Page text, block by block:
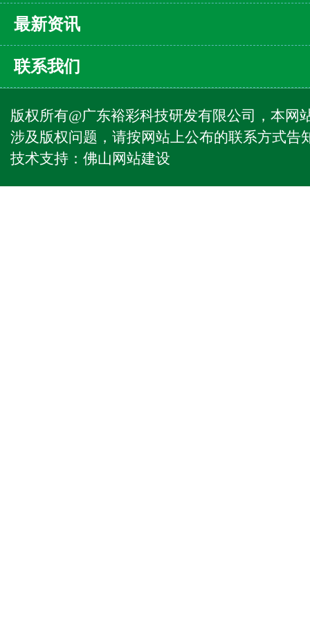
最新资讯
联系我们
版权所有@广东裕彩科技研发有限公司，本网
涉及版权问题，请按网站上公布的联系方式告
技术支持： 佛山网站建设